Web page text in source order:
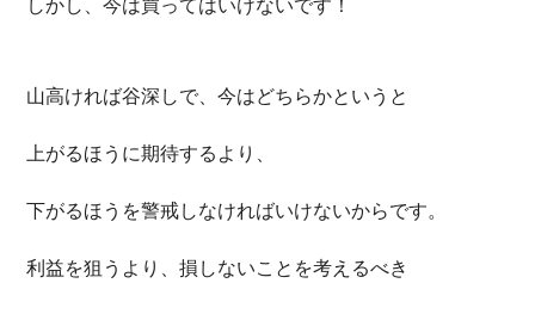
しかし、今は買ってはいけないです！
山高ければ谷深しで、今はどちらかというと
上がるほうに期待するより、
下がるほうを警戒しなければいけないからです。
利益を狙うより、損しないことを考えるべき